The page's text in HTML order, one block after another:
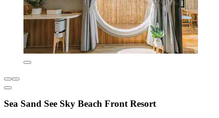
Sea Sand See Sky Beach Front Resort